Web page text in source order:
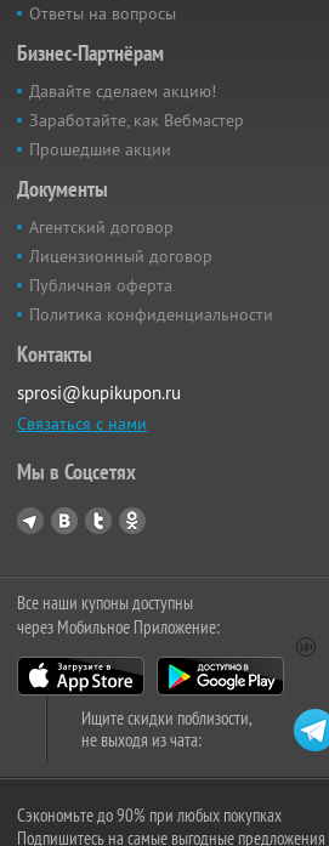
Ответы на вопросы
Бизнес-Партнёрам
Давайте сделаем акцию!
Заработайте, как Вебмастер
Прошедшие акции
Документы
Агентский договор
Лицензионный договор
Публичная оферта
Политика конфиденциальности
Контакты
sprosi@kupikupon.ru
Связаться с нами
Мы в Соцсетях
Все наши купоны доступны
через Мобильное Приложение:
Ищите скидки поблизости,
не выходя из чата:
Сэкономьте до 90% при любых покупках
Подпишитесь на самые выгодные предложения